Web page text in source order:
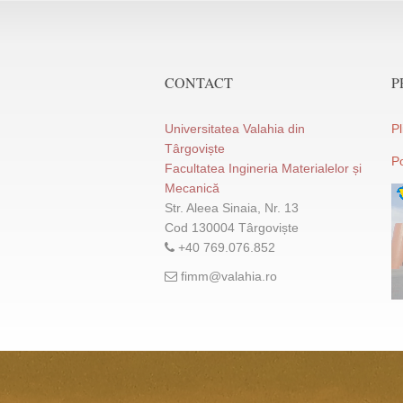
CONTACT
Universitatea Valahia din
Târgoviște
Facultatea Ingineria Materialelor și
Mecanică
Str. Aleea Sinaia, Nr. 13
Cod 130004 Târgoviște
+40 769.076.852
fimm@valahia.ro